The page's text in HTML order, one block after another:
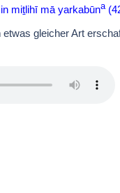
miṯlihī mā yarkabūna
etwas gleicher Art